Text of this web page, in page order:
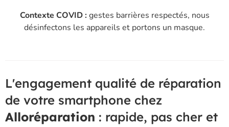
Contexte COVID :gestes barrières respectés, nous
désinfectons les appareils et portons un masque.
L'engagement qualité de réparation
de votre smartphone chez
Alloréparation : rapide, pas cher et